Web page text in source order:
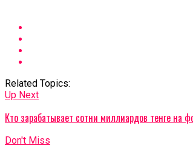
Related Topics:
Up Next
Кто зарабатывает сотни миллиардов тенге на
Don't Miss